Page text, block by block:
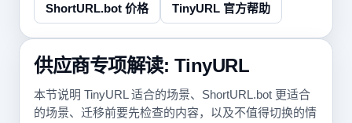
ShortURL.bot 价格 TinyURL 官方帮助
供应商专项解读: TinyURL
本节说明 TinyURL 适合的场景、ShortURL.bot 更适合
的场景、迁移前要先检查的内容，以及不值得切换的情